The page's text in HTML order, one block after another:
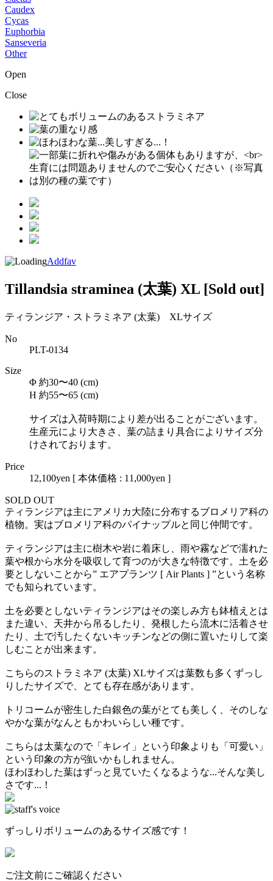
Caudex
Cycas
Euphorbia
Sanseveria
Other
Open
Close
Addfav
Tillandsia straminea (太葉) XL [Sold out]
ティランジア・ストラミネア (太葉) XLサイズ
No
PLT-0134
Size
Φ 約30〜40 (cm)
H 約55〜65 (cm)
サイズは入荷時期により差が出ることがございます。
生産元により大きさ、葉の詰まり具合によりサイズ分
けされております。
Price
12,100yen [ 本体価格 : 11,000yen ]
SOLD OUT
ティランジアは主にアメリカ大陸に分布するブロメリア科の
植物。実はブロメリア科のパイナップルと同じ仲間です。
ティランジアは主に樹木や岩に着床し、雨や霧などで濡れた
葉や根から水分を吸収して育つのが大きな特徴です。土を必
要としないことから” エアプランツ [ Air Plants ] ”という名称
でも知られています。
土を必要としないティランジアはその楽しみ方も鉢植えとは
また違い、天井から吊るしたり、発根したら流木に活着させ
たり、土で汚したくないキッチンなどの側に置いたりして楽
しむことが出来ます。
こちらのストラミネア (太葉) XLサイズは葉数も多くずっし
りしたサイズで、とても存在感があります。
トリコームが密生した白銀色の葉がとても美しく、そのしな
やかな葉がなんともかわいらしい種です。
こちらは太葉なので「キレイ」という印象よりも「可愛い」
という印象の方が強いかもしれません。
ほわほわした葉はずっと見ていたくなるような...そんな美し
さです...！
ずっしりボリュームのあるサイズ感です！
ご注文前にご確認ください